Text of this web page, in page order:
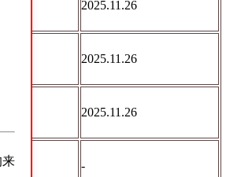
2025.11.26
2025.11.26
2025.11.26
-
来